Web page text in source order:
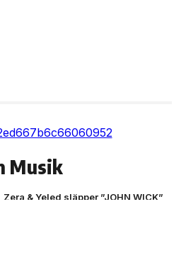
Musik
Zera & Yeled släpper ”JOHN WICK”